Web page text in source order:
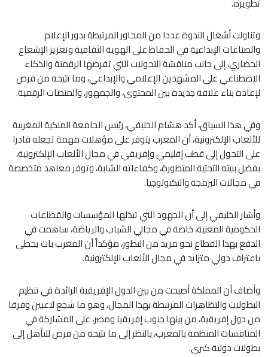
وتناولت أشغال الندوة عددا من المحاور المرتبطة بدور الإعلام
والصناعات الإبداعية في الحفاظ على الهوية الثقافية وتعزيز الإشعاع
الحضاري، إلى جانب مناقشة التحولات التي تفرضها الرقمنة والذكاء
الاصطناعي على المشهدين الإعلامي والإبداعي، وما تتيحه من فرص
لإعادة بناء علاقة جديدة بين المحتوى، والجمهور، والمنصات الرقمية.
وفي هذا السياق، أكد هشام الخليفي، رئيس الجامعة الملكية المغربية
للألعاب الإلكترونية، أن المغرب يتوفر على مؤهلات مهمة تجعله قادرا
على التحول إلى قطب إقليمي وإفريقي في مجال الألعاب الإلكترونية،
بفضل بنيته التحتية المتطورة، وكفاءاته الشابة، وتوفر معاهد متخصصة
في مجالات البرمجة والتكنولوجيا.
وأشار الخليفي إلى أن الجهود التي تبذلها المؤسسات والقطاعات
الحكومية المعنية، خاصة في مجالي الشباب والرياضة، ساهمت في
الدفع بهذا القطاع نحو مزيد من التطور، مؤكداً أن المغرب بات يحظى
باعتراف دولي متزايد في مجال الألعاب الإلكترونية.
وأضاف أن المملكة أصبحت من بين الدول الإفريقية الرائدة في تنظيم
البطولات والتظاهرات المرتبطة بهذا المجال، وهو ما شجع لاعبين وفرقا
من دول إفريقية، من بينها جنوب إفريقيا ومصر، على المشاركة في
المنافسات المنظمة بالمغرب، بالنظر إلى ما تتيحه من فرص للتأهل إلى
بطولات دولية كبرى.